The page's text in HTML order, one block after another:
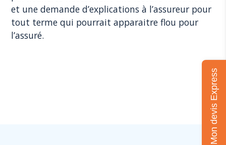
et une demande d’explications à l’assureur pour
tout terme qui pourrait apparaitre flou pour
l’assuré.
Mon devis Express